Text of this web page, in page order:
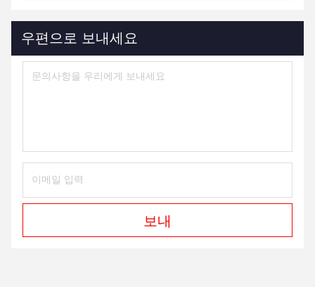
우편으로 보내세요
보내